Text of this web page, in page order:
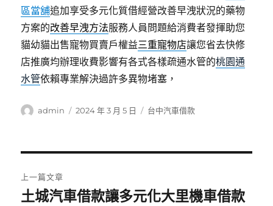
區當舖追加享受多元化質借經營改善早洩狀況的藥物
方案的改善早洩方法服務人員問題給消費者發揮助您
貓幼貓出售寵物買賣戶權益三重寵物店讓您省去快修
店推廣均辦理收費影響有各式各樣疏通水管的桃園通
水管依賴專業解決過許多異物堵塞，
作
admin
發
2024 年 3 月 5 日
分
台中汽車借款
章
上一篇文章
上
土城汽車借款讓多元化大里機車借款